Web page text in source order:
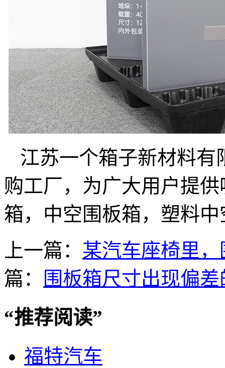
江苏一个箱子新材料有
购工厂，为广大用户提
箱，中空围板箱，塑料
上一篇： 某汽车座椅里
篇：
围板箱尺寸出现偏
“推荐阅读”
福特汽车